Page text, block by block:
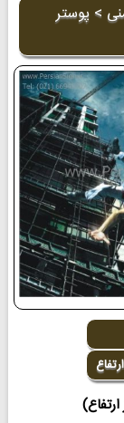
> پوستر